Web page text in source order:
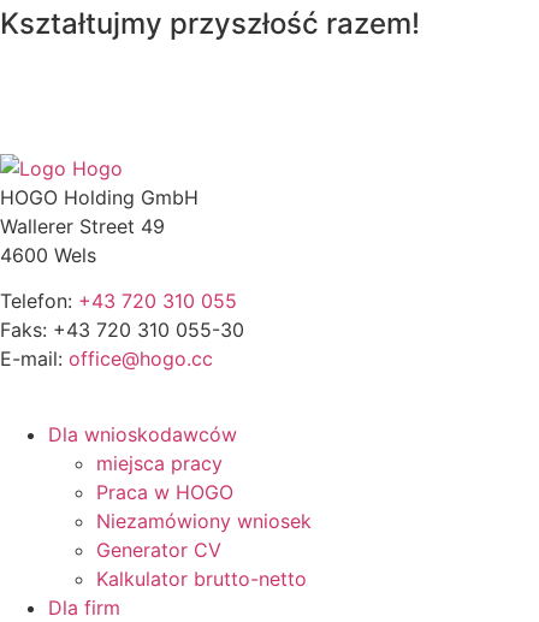
Kształtujmy przyszłość razem!
HOGO Holding GmbH
Wallerer Street 49
4600 Wels
Telefon: +43 720 310 055
Faks: +43 720 310 055-30
E-mail: office@hogo.cc
Dla wnioskodawców
miejsca pracy
Praca w HOGO
Niezamówiony wniosek
Generator CV
Kalkulator brutto-netto
Dla firm